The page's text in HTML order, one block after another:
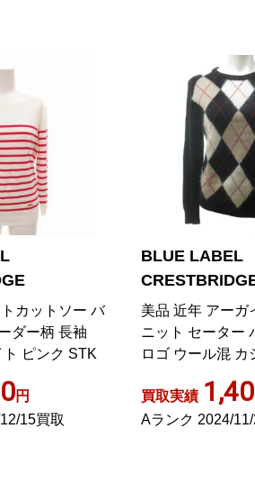
カットソー バ
ダー柄 長袖
ピンク STK
円
15買取
BLUE LABEL
美品 近年 アーガ
ニット セーター
ロゴ ウール混 カ
買取実績
Aランク 2024/